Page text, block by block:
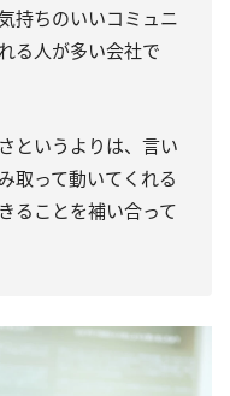
持ちのいいコミュニ
る人が多い会社で
というよりは、言い
取って動いてくれる
ることを補い合って